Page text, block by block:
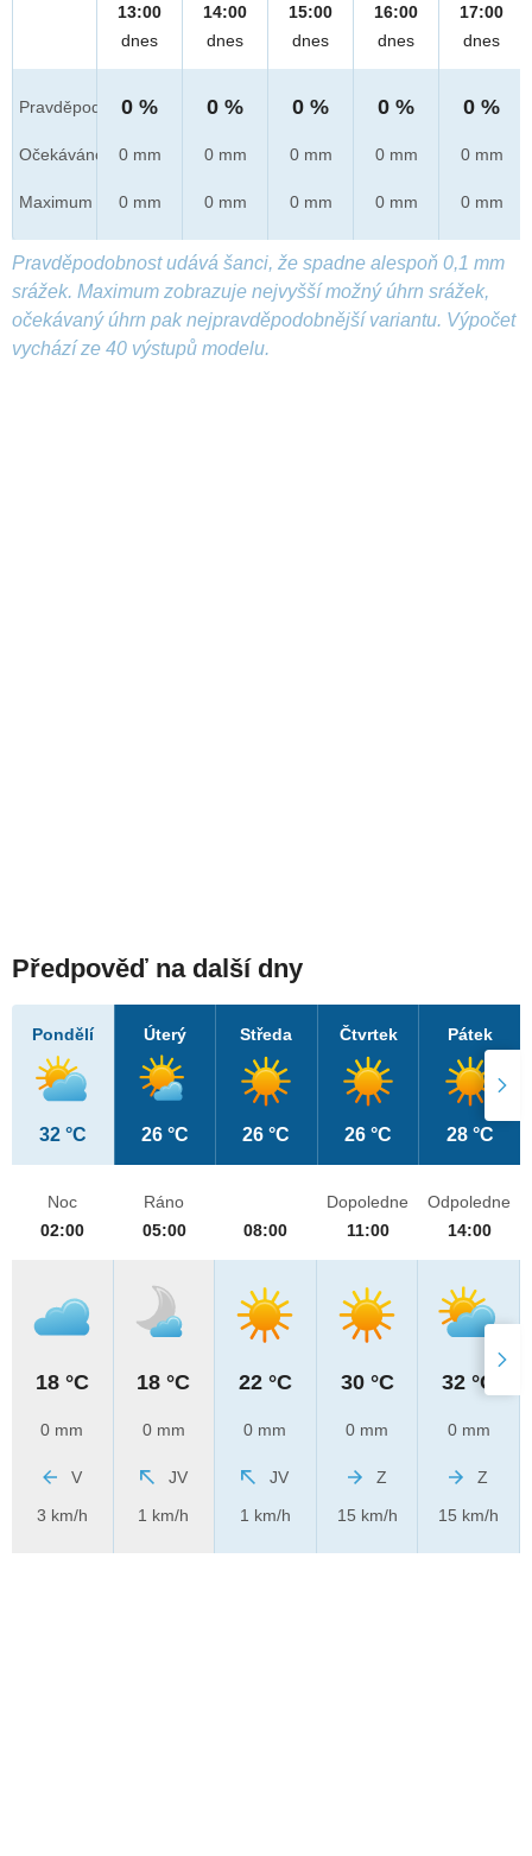
Pravděpod.
Očekáváno
Maximum
13:00
dnes
0 %
0 mm
0 mm
14:00
dnes
0 %
0 mm
0 mm
15:00
dnes
0 %
0 mm
0 mm
16:00
dnes
0 %
0 mm
0 mm
17:00
dnes
0 %
0 mm
0 mm
Pravděpodobnost udává šanci, že spadne alespoň 0,1 mm
srážek. Maximum zobrazuje nejvyšší možný úhrn srážek,
očekávaný úhrn pak nejpravděpodobnější variantu. Výpočet
vychází ze 40 výstupů modelu.
Předpověď na další dny
Pondělí
32 °C
Úterý
26 °C
Středa
26 °C
Čtvrtek
26 °C
Pátek
28 °C
Noc
02:00
18 °C
0 mm
V
3 km/h
Ráno
05:00
18 °C
0 mm
JV
1 km/h
08:00
22 °C
0 mm
JV
1 km/h
Dopoledne
11:00
30 °C
0 mm
Z
15 km/h
Odpoledne
14:00
32 °C
0 mm
Z
15 km/h